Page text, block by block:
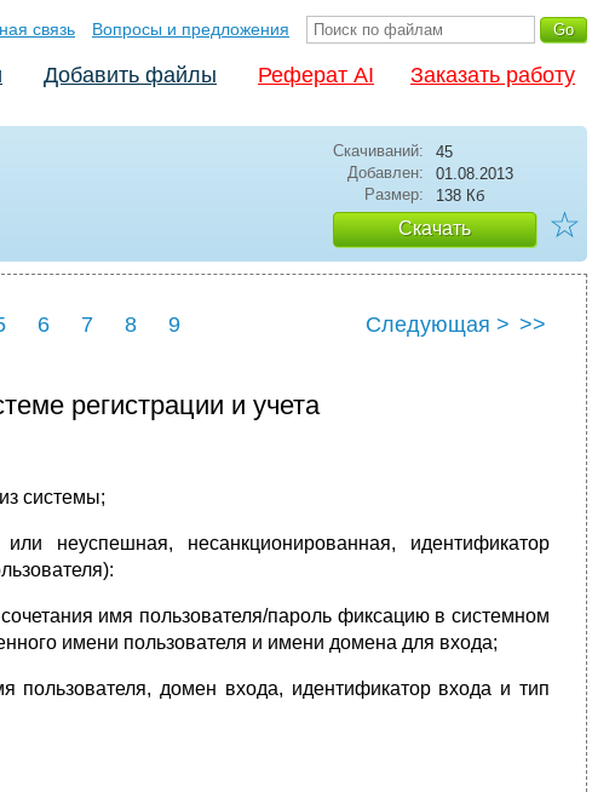
связь Вопросы и предложения
Добавить файлы Реферат AI Заказать работу
Скачиваний:
45
Добавлен:
01.08.2013
Размер:
138 Кб
Скачать ☆
6 7 8 9 Следующая > >>
регистрации и учета
системы;
неуспешная, несанкционированная, идентификатор
имя пользователя/пароль фиксацию в системном
имени пользователя и имени домена для входа;
домен входа, идентификатор входа и тип